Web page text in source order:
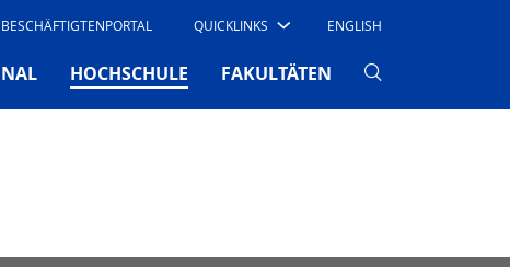
BESCHÄFTIGTENPORTAL QUICKLINKS ENGLISH
HOCHSCHULE (CURRENT)
FAKULTÄTEN